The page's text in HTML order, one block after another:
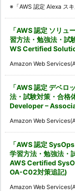
※「AWS 認定 Alexa ス
「AWS 認定 ソリュ
習方法・勉強法・試
WS Certified
Amazon Web
「AWS 認定 デベロ
法・試験対策・合
Developer –
Amazon Web
「AWS 認定
学習方法・勉強法・
AWS Certified
OA-C02対策追記)
Amazon Web